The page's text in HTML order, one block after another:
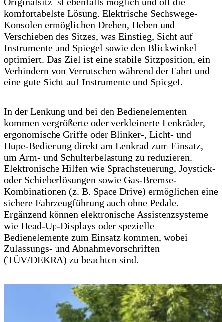
komfortabelste Lösung. Elektrische Sechswege-
Konsolen ermöglichen Drehen, Heben und
Verschieben des Sitzes, was Einstieg, Sicht auf
Instrumente und Spiegel sowie den Blickwinkel
optimiert. Das Ziel ist eine stabile Sitzposition, ein
Verhindern von Verrutschen während der Fahrt und
eine gute Sicht auf Instrumente und Spiegel.
In der Lenkung und bei den Bedienelementen
kommen vergrößerte oder verkleinerte Lenkräder,
ergonomische Griffe oder Blinker-, Licht- und
Hupe-Bedienung direkt am Lenkrad zum Einsatz,
um Arm- und Schulterbelastung zu reduzieren.
Elektronische Hilfen wie Sprachsteuerung, Joystick-
oder Schieberlösungen sowie Gas-Bremse-
Kombinationen (z. B. Space Drive) ermöglichen eine
sichere Fahrzeugführung auch ohne Pedale.
Ergänzend können elektronische Assistenzsysteme
wie Head-Up-Displays oder spezielle
Bedienelemente zum Einsatz kommen, wobei
Zulassungs- und Abnahmevorschriften
(TÜV/DEKRA) zu beachten sind.